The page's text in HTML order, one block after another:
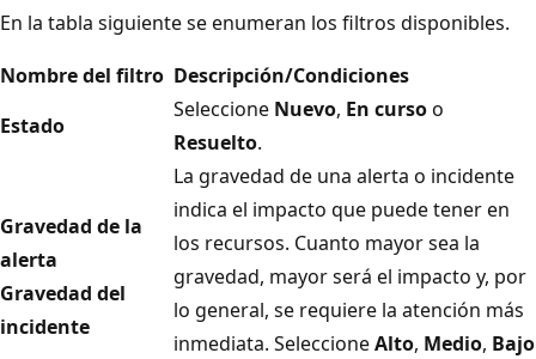
En la tabla siguiente se enumeran los filtros disponibles.
Nombre del filtro Descripción/Condiciones
Estado
Seleccione Nuevo, En cursoo
Resuelto.
Gravedad de la
alerta
Gravedad del
incidente
La gravedad de una alerta o incidente
indica el impacto que puede tener en
los recursos. Cuanto mayor sea la
gravedad, mayor será el impacto y, por
lo general, se requiere la atención más
inmediata. SeleccioneAlto, Medio, Bajo